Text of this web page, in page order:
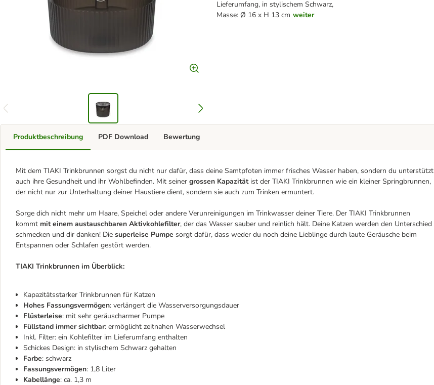
Lieferumfang, in stylischem Schwarz,
Masse: Ø 16 x H 13 cm weiter
Produktbeschreibung
Mit dem TIAKI Trinkbrunnen sorgst du nicht nur dafür, dass deine Samtpfoten immer frisches Wasser haben, sondern du unterstützt
auch ihre Gesundheit und ihr Wohlbefinden. Mit seiner grossen Kapazitätist der TIAKI Trinkbrunnen wie ein kleiner Springbrunnen,
der nicht nur zur Unterhaltung deiner Haustiere dient, sondern sie auch zum Trinken ermuntert.
Sorge dich nicht mehr um Haare, Speichel oder andere Verunreinigungen im Trinkwasser deiner Tiere. Der TIAKI Trinkbrunnen
kommt mit einem austauschbaren Aktivkohlefilter, der das Wasser sauber und reinlich hält. Deine Katzen werden den Unterschied
schmecken und dir danken! Die superleise Pumpe sorgt dafür, dass weder du noch deine Lieblinge durch laute Geräusche beim
Entspannen oder Schlafen gestört werden.
TIAKI Trinkbrunnen im Überblick:
Kapazitätsstarker Trinkbrunnen für Katzen
Hohes Fassungsvermögen: verlängert die Wasserversorgungsdauer
Flüsterleise: mit sehr geräuscharmer Pumpe
Füllstand immer sichtbar: ermöglicht zeitnahen Wasserwechsel
Inkl. Filter: ein Kohlefilter im Lieferumfang enthalten
Schickes Design: in stylischem Schwarz gehalten
Farbe: schwarz
Fassungsvermögen: 1,8 Liter
Kabellänge: ca. 1,3 m
PDF Download Bewertung